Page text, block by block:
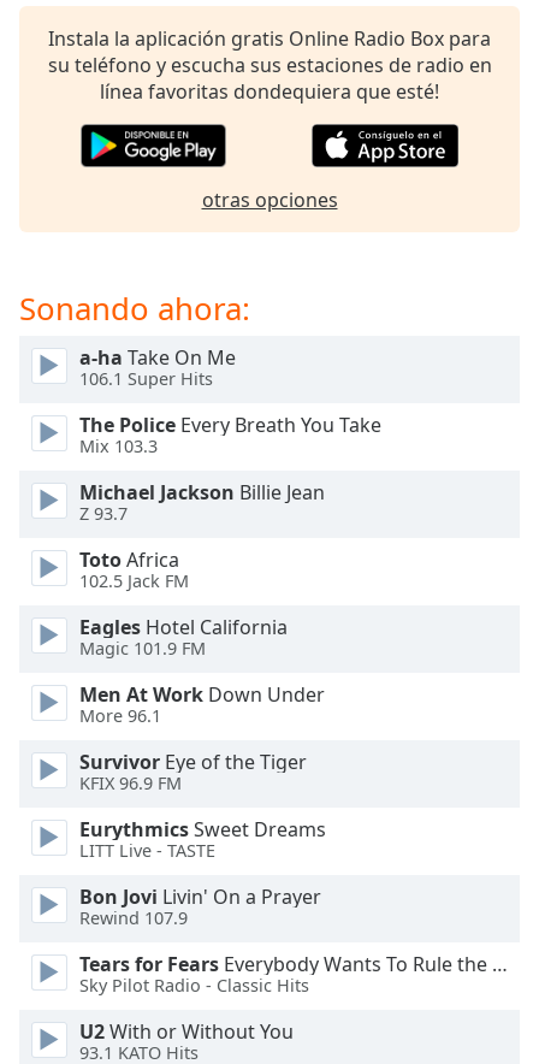
off,
selected
Picture
modal
window.
Beginning
dialog
window.
Escape
and
close
window.
Text
Color
Opacity
Text
Background
Color
Opacity
Instala la aplicación gratis Online Radio Box para
su teléfono y escucha sus estaciones de radio en
línea favoritas dondequiera que esté!
otras opciones
Sonando ahora:
a-ha Take On Me
106.1 Super Hits
The Police Every Breath You Take
Mix 103.3
Michael Jackson Billie Jean
Z 93.7
TotoAfrica
102.5 Jack FM
Eagles Hotel California
Magic 101.9 FM
Men At Work Down Under
More 96.1
Survivor Eye of the Tiger
KFIX 96.9 FM
EurythmicsSweet Dreams
LITT Live - TASTE
Bon Jovi Livin' On a Prayer
Rewind 107.9
Tears for Fears Everybody Wants To Rule the World
Sky Pilot Radio - Classic Hits
U2With or Without You
93.1 KATO Hits